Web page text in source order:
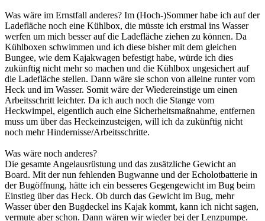
Was wäre im Ernstfall anderes? Im (Hoch-)Sommer habe ich auf der
Ladefläche noch eine Kühlbox, die müsste ich erstmal ins Wasser
werfen um mich besser auf die Ladefläche ziehen zu können. Da
Kühlboxen schwimmen und ich diese bisher mit dem gleichen
Bungee, wie dem Kajakwagen befestigt habe, würde ich dies
zukünftig nicht mehr so machen und die Kühlbox ungesichert auf
die Ladefläche stellen. Dann wäre sie schon von alleine runter vom
Heck und im Wasser. Somit wäre der Wiedereinstige um einen
Arbeitsschritt leichter. Da ich auch noch die Stange vom
Heckwimpel, eigentlich auch eine Sicherheitsmaßnahme, entfernen
muss um über das Heckeinzusteigen, will ich da zukünftig nicht
noch mehr Hindernisse/Arbeitsschritte.
Was wäre noch anderes?
Die gesamte Angelausrüstung und das zusätzliche Gewicht an
Board. Mit der nun fehlenden Bugwanne und der Echolotbatterie in
der Bugöffnung, hätte ich ein besseres Gegengewicht im Bug beim
Einstieg über das Heck. Ob durch das Gewicht im Bug, mehr
Wasser über den Bugdeckel ins Kajak kommt, kann ich nicht sagen,
vermute aber schon. Dann wären wir wieder bei der Lenzpumpe.